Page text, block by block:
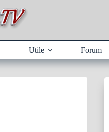
Utile Forum